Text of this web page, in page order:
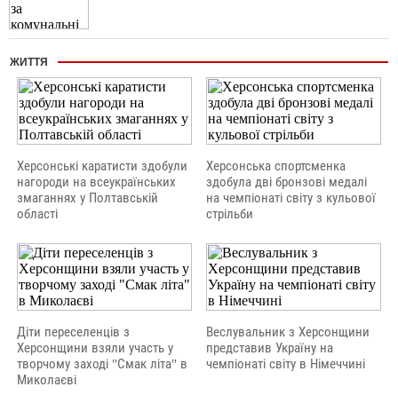
ЖИТТЯ
Херсонські каратисти здобули
нагороди на всеукраїнських
змаганнях у Полтавській
області
Херсонська спортсменка
здобула дві бронзові медалі
на чемпіонаті світу з кульової
стрільби
Діти переселенців з
Херсонщини взяли участь у
творчому заході "Смак літа" в
Миколаєві
Веслувальник з Херсонщини
представив Україну на
чемпіонаті світу в Німеччині